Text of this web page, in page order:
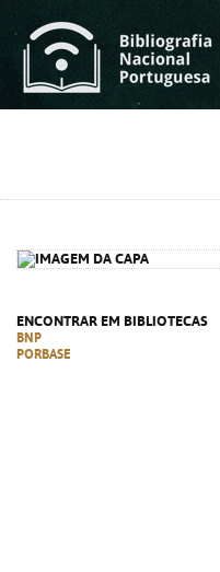
ENCONTRAR EM BIBLIOTECAS
BNP
PORBASE